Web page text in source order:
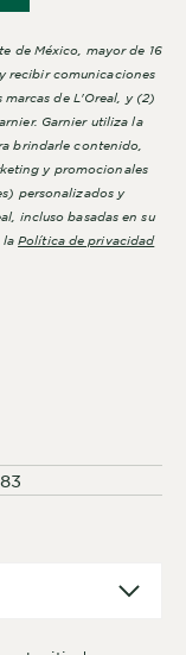
de México, mayor de 16
recibir comunicaciones
de L'Oreal, y (2)
Garnier utiliza la
brindarle contenido,
y promocionales
personalizados y
incluso basadas en su
laPolítica de privacidad